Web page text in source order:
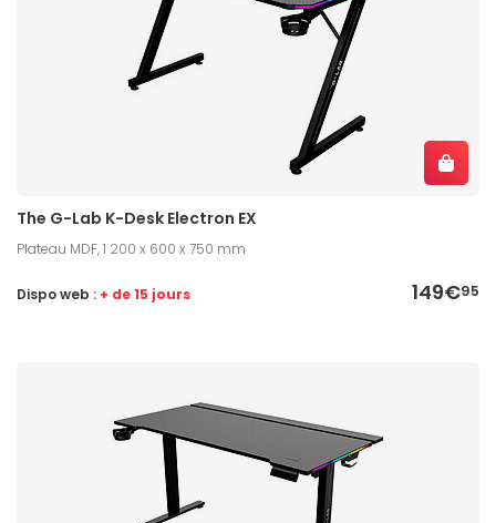
The G-Lab K-Desk Electron EX
Plateau MDF, 1 200 x 600 x 750 mm
149€95
Dispo web : + de 15 jours